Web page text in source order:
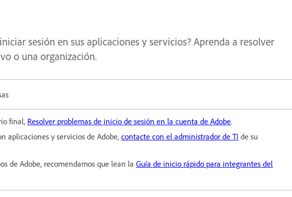
sesión en sus aplicaciones y servicios? Aprenda a resolver
o una organización.
final, Resolver problemas de inicio de sesión en la cuenta de Adobe.
aplicaciones y servicios de Adobe, contacte con el administrador de TI de su
de Adobe, recomendamos que lean la Guía de inicio rápido para integrantes del